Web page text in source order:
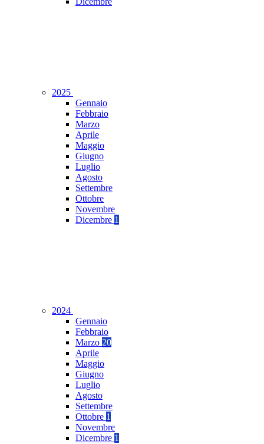
2025
Gennaio
Febbraio
Marzo
Aprile
Maggio
Giugno
Luglio
Agosto
Settembre
Ottobre
Novembre
Dicembre 1
2024
Gennaio
Febbraio
Marzo 20
Aprile
Maggio
Giugno
Luglio
Agosto
Settembre
Ottobre 1
Novembre
Dicembre 1